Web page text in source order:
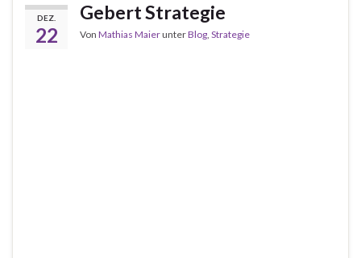
DEZ.
22
Gebert Strategie
Von Mathias MaierunterBlog, Strategie